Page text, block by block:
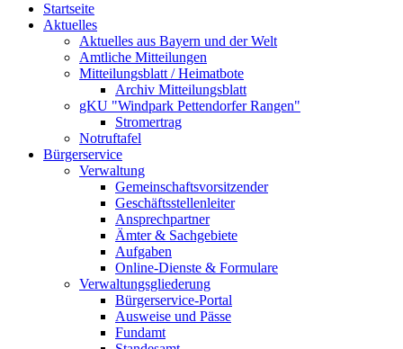
Startseite
Aktuelles
Aktuelles aus Bayern und der Welt
Amtliche Mitteilungen
Mitteilungsblatt / Heimatbote
Archiv Mitteilungsblatt
gKU "Windpark Pettendorfer Rangen"
Stromertrag
Notruftafel
Bürgerservice
Verwaltung
Gemeinschaftsvorsitzender
Geschäftsstellenleiter
Ansprechpartner
Ämter & Sachgebiete
Aufgaben
Online-Dienste & Formulare
Verwaltungsgliederung
Bürgerservice-Portal
Ausweise und Pässe
Fundamt